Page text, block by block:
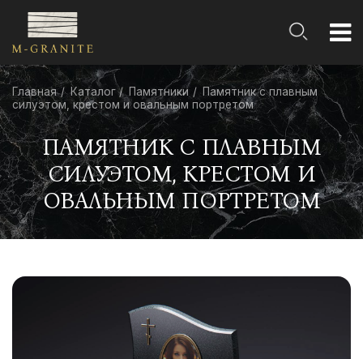
Главная Каталог Памятники
Памятник с плавным
силуэтом, крестом и овальным портретом
ПАМЯТНИК С ПЛАВНЫМ
СИЛУЭТОМ, КРЕСТОМ И
ОВАЛЬНЫМ ПОРТРЕТОМ